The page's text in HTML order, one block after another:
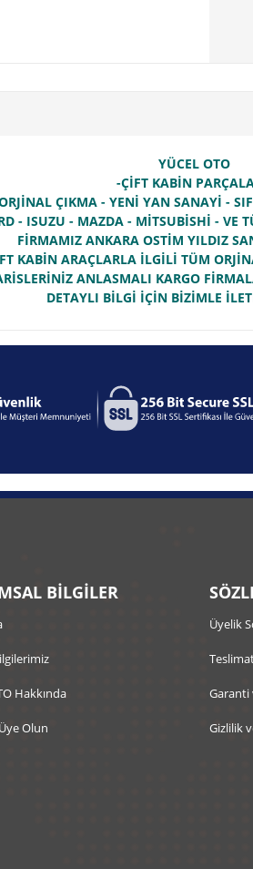
YÜCEL OTO
-ÇİFT KABİN
ÇIKMA - YENİ YAN SANAYİ -
- ISUZU - MAZDA - MİTSUBİSHİ - VE
FİRMAMIZ ANKARA OSTİM YILDIZ
KABİN ARAÇLARLA İLGİLİ TÜM
ANLASMALI KARGO
DETAYLI BİLGİ İÇİN BİZİMLE
BİLGİLER
Hakkında
Olun
Üyelik
Garanti
Gizlilik